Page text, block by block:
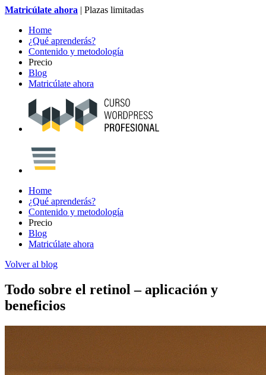
Matricúlate ahora | Plazas limitadas
Home
¿Qué aprenderás?
Contenido y metodología
Precio
Blog
Matricúlate ahora
Home
¿Qué aprenderás?
Contenido y metodología
Precio
Blog
Matricúlate ahora
Volver al blog
Todo sobre el retinol – aplicación y
beneficios